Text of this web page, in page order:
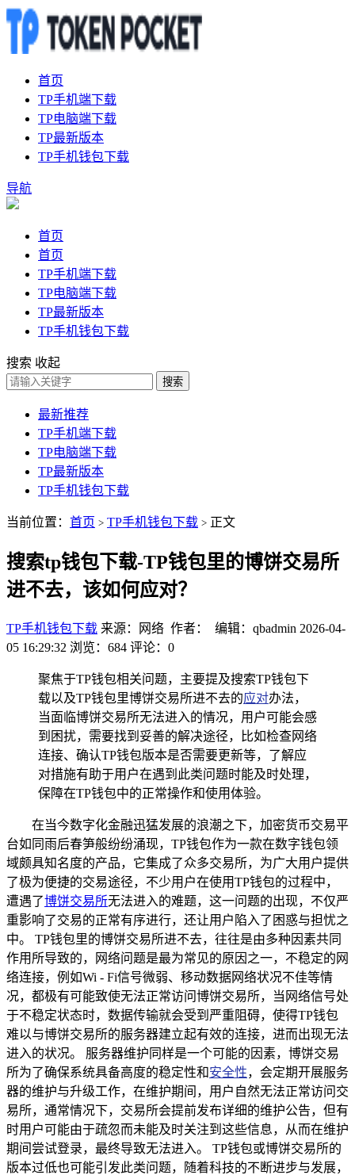
首页
TP手机端下载
TP电脑端下载
TP最新版本
TP手机钱包下载
导航
首页
首页
TP手机端下载
TP电脑端下载
TP最新版本
TP手机钱包下载
搜索 收起
搜索
最新推荐
TP手机端下载
TP电脑端下载
TP最新版本
TP手机钱包下载
当前位置： 首页 > TP手机钱包下载 > 正文
搜索tp钱包下载-TP钱包里的博饼交易所
进不去，该如何应对？
TP手机钱包下载 来源：网络 作者： 编辑：qbadmin 2026-04-
05 16:29:32 浏览：684 评论：0
聚焦于TP钱包相关问题，主要提及搜索TP钱包下
载以及TP钱包里博饼交易所进不去的应对办法，
当面临博饼交易所无法进入的情况，用户可能会感
到困扰，需要找到妥善的解决途径，比如检查网络
连接、确认TP钱包版本是否需要更新等，了解应
对措施有助于用户在遇到此类问题时能及时处理，
保障在TP钱包中的正常操作和使用体验。
在当今数字化金融迅猛发展的浪潮之下，加密货币交易平
台如同雨后春笋般纷纷涌现，TP钱包作为一款在数字钱包领
域颇具知名度的产品，它集成了众多交易所，为广大用户提供
了极为便捷的交易途径，不少用户在使用TP钱包的过程中，
遭遇了博饼交易所无法进入的难题，这一问题的出现，不仅严
重影响了交易的正常有序进行，还让用户陷入了困惑与担忧之
中。 TP钱包里的博饼交易所进不去，往往是由多种因素共同
作用所导致的，网络问题是最为常见的原因之一，不稳定的网
络连接，例如Wi - Fi信号微弱、移动数据网络状况不佳等情
况，都极有可能致使无法正常访问博饼交易所，当网络信号处
于不稳定状态时，数据传输就会受到严重阻碍，使得TP钱包
难以与博饼交易所的服务器建立起有效的连接，进而出现无法
进入的状况。 服务器维护同样是一个可能的因素，博饼交易
所为了确保系统具备高度的稳定性和安全性，会定期开展服务
器的维护与升级工作，在维护期间，用户自然无法正常访问交
易所，通常情况下，交易所会提前发布详细的维护公告，但有
时用户可能由于疏忽而未能及时关注到这些信息，从而在维护
期间尝试登录，最终导致无法进入。 TP钱包或博饼交易所的
版本过低也可能引发此类问题，随着科技的不断进步与发展，